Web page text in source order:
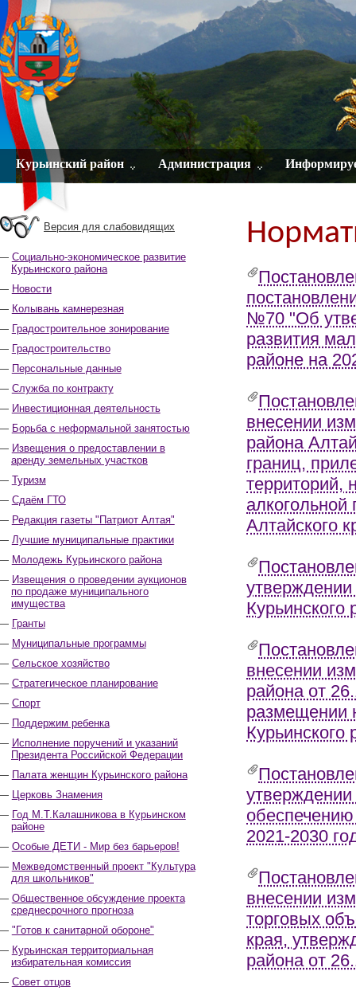
Курьинский район Администрация
Версия для слабовидящих
Социально-экономическое развитие
Курьинского района
Новости
Колывань камнерезная
Градостроительное зонирование
Градостроительство
Персональные данные
Служба по контракту
Инвестиционная деятельность
Борьба с неформальной занятостью
Извещения о предоставлении в
аренду земельных участков
Туризм
Сдаём ГТО
Редакция газеты "Патриот Алтая"
Лучшие муниципальные практики
Молодежь Курьинского района
Извещения о проведении аукционов
по продаже муниципального
имущества
Гранты
Муниципальные программы
Сельское хозяйство
Стратегическое планирование
Спорт
Поддержим ребенка
Исполнение поручений и указаний
Президента Российской Федерации
Палата женщин Курьинского района
Церковь Знамения
Год М.Т.Калашникова в Курьинском
районе
Особые ДЕТИ - Мир без барьеров!
Межведомственный проект "Культура
для школьников"
Общественное обсуждение проекта
среднесрочного прогноза
"Готов к санитарной обороне"
Курьинская территориальная
избирательная комиссия
Совет отцов
№70 "Об
развития
районе на
внесении
района
границ,
территорий,
алкогольной
Алтайского
Курьинского
внесении
района от
размещении
Курьинского
2021-2030
внесении
торговых
края,
района от